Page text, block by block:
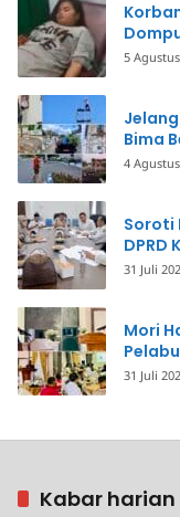
5
Bima
4
Soroti
DPRD
Perda
31 Juli
Mori
31 Juli
Kabar